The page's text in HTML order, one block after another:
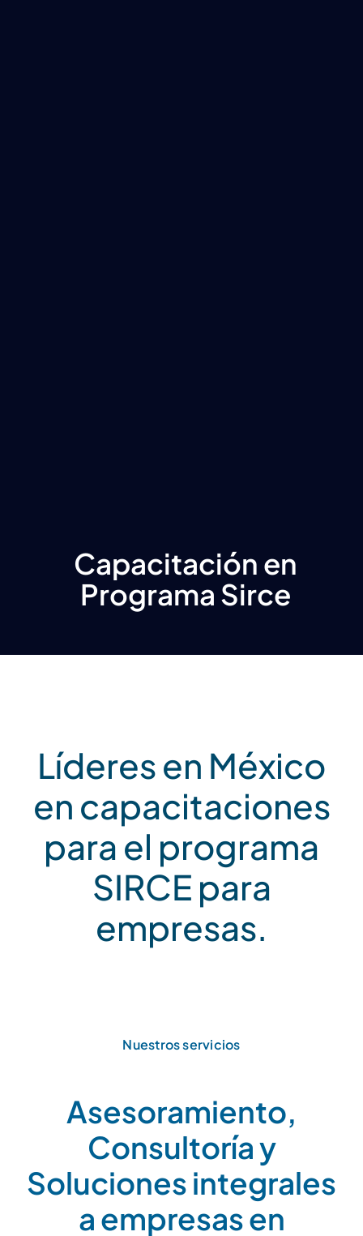
Capacitación en
Programa Sirce
Líderes en México
en capacitaciones
para el programa
SIRCE para
empresas.
Nuestros servicios
Asesoramiento,
Consultoría y
Soluciones integrales
a empresas en